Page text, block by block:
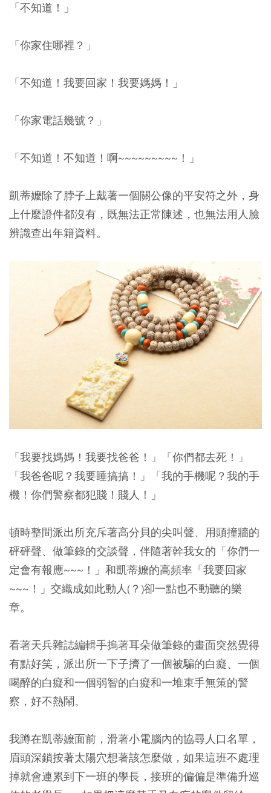
「不知道！」
「你家住哪裡？」
「不知道！我要回家！我要媽媽！」
「你家電話幾號？」
「不知道！不知道！啊~~~~~~~~~！」
凱蒂嬤除了脖子上戴著一個關公像的平安符之外，身
上什麼證件都沒有，既無法正常陳述，也無法用人臉
辨識查出年籍資料。
「我要找媽媽！我要找爸爸！」「你們都去死！」
「我爸爸呢？我要睡搞搞！」「我的手機呢？我的手
機！你們警察都犯賤！賤人！」
頓時整間派出所充斥著高分貝的尖叫聲、用頭撞牆的
砰砰聲、做筆錄的交談聲，伴隨著幹我女的「你們一
定會有報應~~~！」和凱蒂嬤的高頻率「我要回家
~~~！」交織成如此動人(？)卻一點也不動聽的樂
章。
看著天兵雜誌編輯手摀著耳朵做筆錄的畫面突然覺得
有點好笑，派出所一下子擠了一個被騙的白癡、一個
喝醉的白癡和一個弱智的白癡和一堆束手無策的警
察，好不熱鬧。
我蹲在凱蒂嬤面前，滑著小電腦內的協尋人口名單，
眉頭深鎖按著太陽穴想著該怎麼做，如果這班不處理
掉就會連累到下一班的學長，接班的偏偏是準備升巡